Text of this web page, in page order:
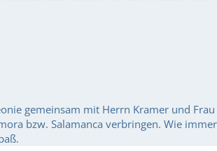
gemeinsam mit Herrn Kramer und
bzw. Salamanca verbringen. Wie